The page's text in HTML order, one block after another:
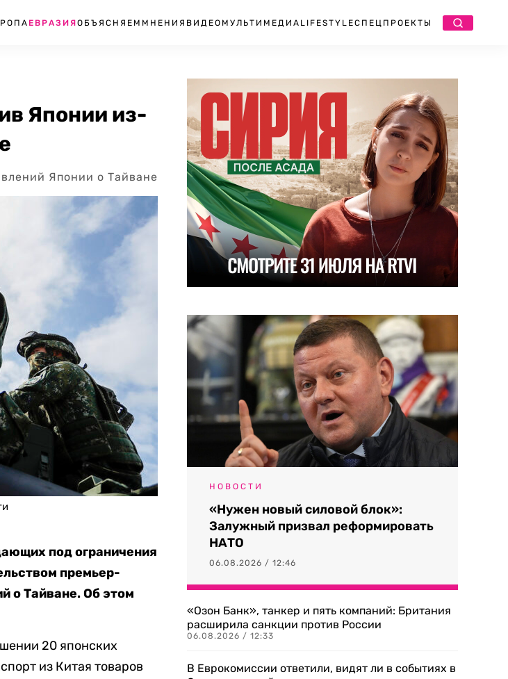
ЕВРАЗИЯОБЪЯСНЯЕМ МНЕНИЯ ВИДЕО МУЛЬТИМЕДИА LIFESTYLEСПЕЦПРОЕКТЫ
Японии из-
Японии о Тайване
под ограничения
премьер-
о Тайване. Об этом
20 японских
из Китая товаров
НОВОСТИ
«Нужен новый силовой блок»:
Залужный призвал реформировать
НАТО
06.08.2026 / 12:46
«Озон Банк», танкер и пять компаний: Британия
расширила санкции против России
06.08.2026 / 12:33
В Еврокомиссии ответили, видят ли в событиях в